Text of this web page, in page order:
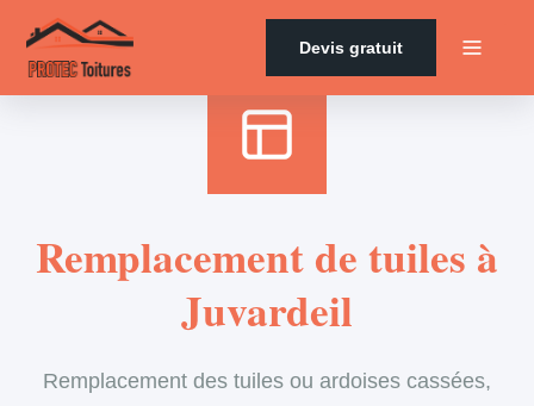
Devis gratuit
Remplacement de tuiles à
Juvardeil
Remplacement des tuiles ou ardoises cassées,